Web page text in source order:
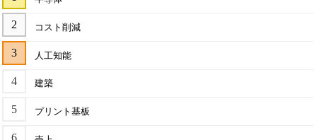
コスト削減
人工知能
建築
プリント基板